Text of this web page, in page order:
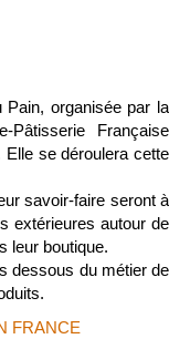
organisée par la
Pâtisserie Française
se déroulera cette
savoir-faire seront à
extérieures autour de
leur boutique.
dessous du métier de
FRANCE